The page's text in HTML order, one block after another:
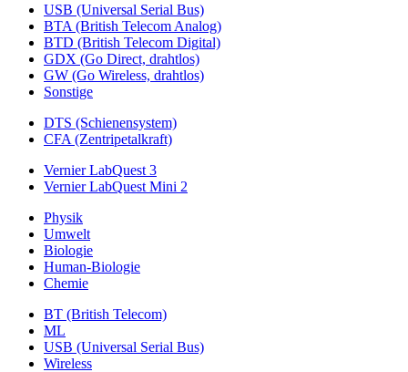
USB (Universal Serial Bus)
BTA (British Telecom Analog)
BTD (British Telecom Digital)
GDX (Go Direct, drahtlos)
GW (Go Wireless, drahtlos)
Sonstige
DTS (Schienensystem)
CFA (Zentripetalkraft)
Vernier LabQuest 3
Vernier LabQuest Mini 2
Physik
Umwelt
Biologie
Human-Biologie
Chemie
BT (British Telecom)
ML
USB (Universal Serial Bus)
Wireless